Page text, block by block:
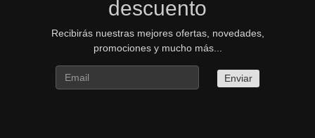
descuento
Recibirás nuestras mejores ofertas, novedades,
promociones y mucho más...